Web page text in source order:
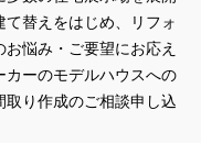
替えをはじめ、リフォ
悩み・ご要望にお応え
カーのモデルハウスへの
取り作成のご相談申し込